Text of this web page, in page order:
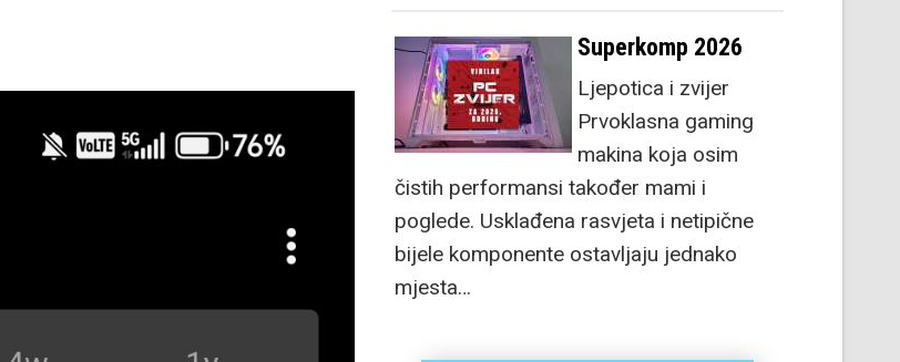
Superkomp 2026
Ljepotica i zvijer
Prvoklasna gaming
makina koja osim
čistih performansi također mami i
poglede. Usklađena rasvjeta i netipične
bijele komponente ostavljaju jednako
mjesta…